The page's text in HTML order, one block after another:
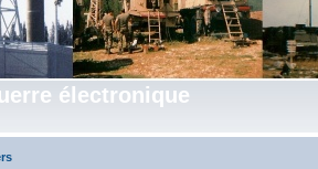
électronique